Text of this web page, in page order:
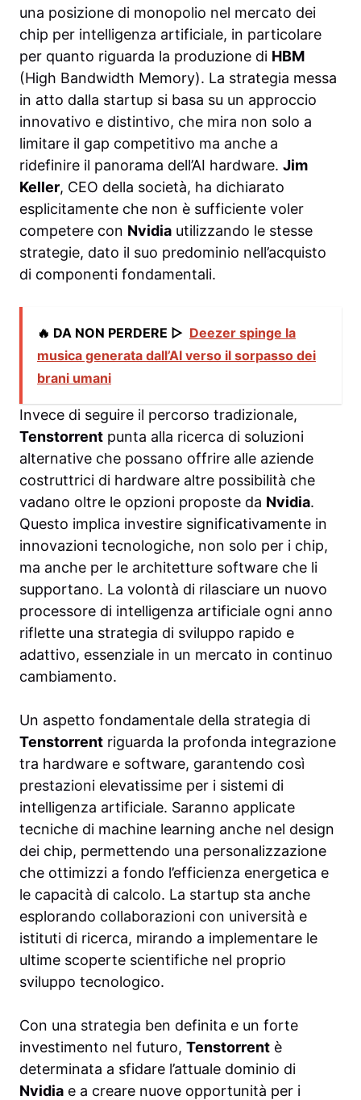
una posizione di monopolio nel mercato dei
chip per intelligenza artificiale, in particolare
per quanto riguarda la produzione di HBM
(High Bandwidth Memory). La strategia messa
in atto dalla startup si basa su un approccio
innovativo e distintivo, che mira non solo a
limitare il gap competitivo ma anche a
ridefinire il panorama dell’AI hardware. Jim
Keller, CEO della società, ha dichiarato
esplicitamente che non è sufficiente voler
competere con Nvidia utilizzando le stesse
strategie, dato il suo predominio nell’acquisto
di componenti fondamentali.
🔥 DA NON PERDERE ▷ Deezer spinge la
musica generata dall’AI verso il sorpasso dei
brani umani
Invece di seguire il percorso tradizionale,
Tenstorrent punta alla ricerca di soluzioni
alternative che possano offrire alle aziende
costruttrici di hardware altre possibilità che
vadano oltre le opzioni proposte da Nvidia.
Questo implica investire significativamente in
innovazioni tecnologiche, non solo per i chip,
ma anche per le architetture software che li
supportano. La volontà di rilasciare un nuovo
processore di intelligenza artificiale ogni anno
riflette una strategia di sviluppo rapido e
adattivo, essenziale in un mercato in continuo
cambiamento.
Un aspetto fondamentale della strategia di
Tenstorrent riguarda la profonda integrazione
tra hardware e software, garantendo così
prestazioni elevatissime per i sistemi di
intelligenza artificiale. Saranno applicate
tecniche di machine learning anche nel design
dei chip, permettendo una personalizzazione
che ottimizzi a fondo l’efficienza energetica e
le capacità di calcolo. La startup sta anche
esplorando collaborazioni con università e
istituti di ricerca, mirando a implementare le
ultime scoperte scientifiche nel proprio
sviluppo tecnologico.
Con una strategia ben definita e un forte
investimento nel futuro, Tenstorrent è
determinata a sfidare l’attuale dominio di
Nvidia e a creare nuove opportunità per i